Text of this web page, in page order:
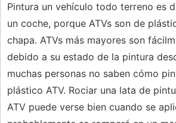
Pintura un vehículo todo terreno es
un coche, porque ATVs son de
chapa. ATVs más mayores son
debido a su estado de la pintura
muchas personas no saben cómo
plástico ATV. Rociar una lata de
ATV puede verse bien cuando se